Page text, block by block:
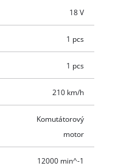
18 V
1 pcs
1 pcs
210 km/h
Komutátorový
motor
12000 min^-1